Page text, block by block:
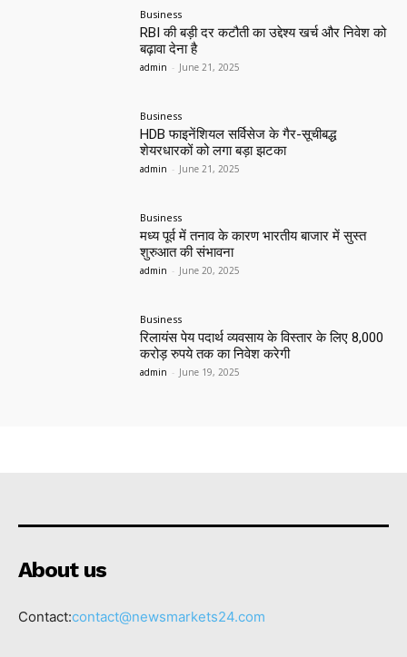
Business
RBI की बड़ी दर कटौती का उद्देश्य खर्च और निवेश को
बढ़ावा देना है
admin - June 21, 2025
Business
HDB फाइनेंशियल सर्विसेज के गैर-सूचीबद्ध
शेयरधारकों को लगा बड़ा झटका
admin - June 21, 2025
Business
मध्य पूर्व में तनाव के कारण भारतीय बाजार में सुस्त
शुरुआत की संभावना
admin - June 20, 2025
Business
रिलायंस पेय पदार्थ व्यवसाय के विस्तार के लिए 8,000
करोड़ रुपये तक का निवेश करेगी
admin - June 19, 2025
About us
Contact:contact@newsmarkets24.com